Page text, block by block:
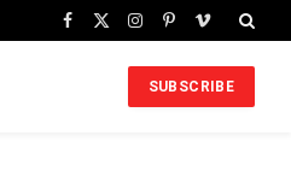
Facebook
X
Instagram
PinterestVimeo
SUBSCRIBE